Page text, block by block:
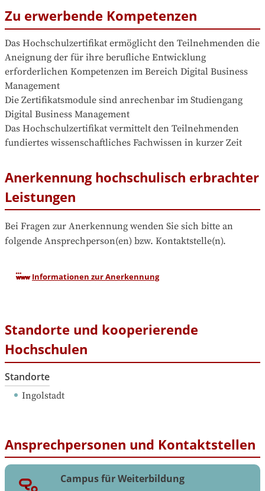
Zu erwerbende Kompetenzen
Das Hochschulzertifikat ermöglicht den Teilnehmenden die
Aneignung der für ihre berufliche Entwicklung
erforderlichen Kompetenzen im Bereich Digital Business
Management
Die Zertifikatsmodule sind anrechenbar im Studiengang
Digital Business Management
Das Hochschulzertifikat vermittelt den Teilnehmenden
fundiertes wissenschaftliches Fachwissen in kurzer Zeit
Anerkennung hochschulisch erbrachter
Leistungen
Bei Fragen zur Anerkennung wenden Sie sich bitte an
folgende Ansprechperson(en) bzw. Kontaktstelle(n).
Informationen zur Anerkennung
Standorte und kooperierende
Hochschulen
Standorte
Ingolstadt
Ansprechpersonen und Kontaktstellen
Campus für Weiterbildung